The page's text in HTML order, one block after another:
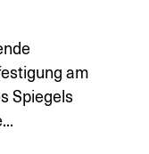
am
Spiegels